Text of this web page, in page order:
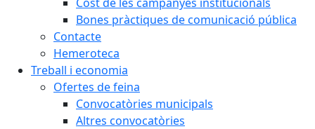
Bones pràctiques de comunicació pública
Contacte
Hemeroteca
Treball i economia
Ofertes de feina
Convocatòries municipals
Altres convocatòries